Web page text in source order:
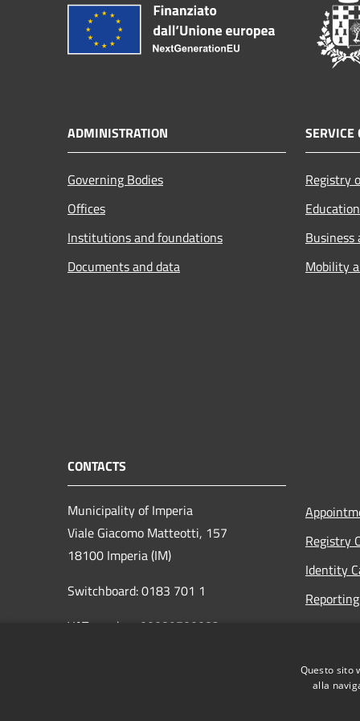
ADMINISTRATION
Governing Bodies
Offices
Institutions and foundations
Documents and data
SERVICE
Registry
Business
Mobility
CONTACTS
Municipality of Imperia
Viale Giacomo Matteotti, 157
18100 Imperia (IM)
Switchboard: 0183 701 1
VAT number: 00089700082
Registry
Identity
Read the
Questo sito
alla